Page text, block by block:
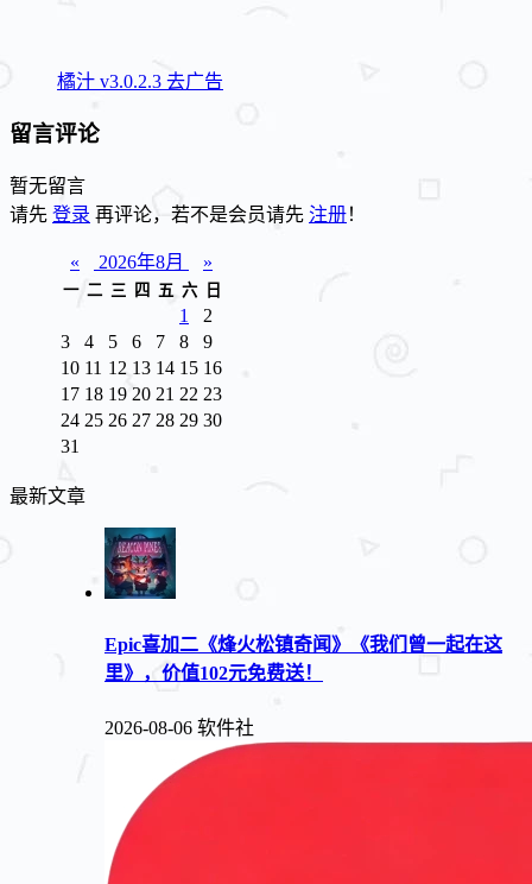
橘汁 v3.0.2.3 去广告
留言评论
暂无留言
请先 登录 再评论，若不是会员请先 注册！
« 2026年8月 »
一 二 三 四 五 六 日
1
2
3
4 5 6 7 8
9
10 11 12 13 14 15 16
17 18 19 20 21 22 23
24 25 26 27 28 29 30
31
最新文章
Epic喜加二《烽火松镇奇闻》《我们曾一起在这
里》，价值102元免费送！
2026-08-06 软件社